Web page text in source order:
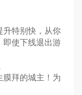
升特别快，从你
即使下线退出游
膜拜的城主！为